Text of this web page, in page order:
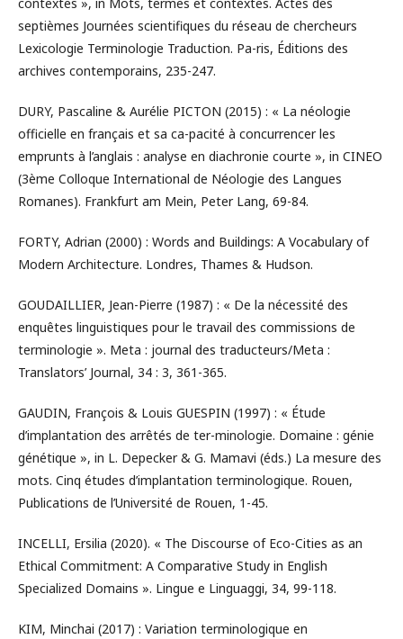
septièmes Journées scientifiques du réseau de chercheurs
Lexicologie Terminologie Traduction. Pa-ris, Éditions des
archives contemporains, 235-247.
DURY, Pascaline & Aurélie PICTON (2015) : « La néologie
officielle en français et sa ca-pacité à concurrencer les
emprunts à l’anglais : analyse en diachronie courte », in CINEO
(3ème Colloque International de Néologie des Langues
Romanes). Frankfurt am Mein, Peter Lang, 69-84.
FORTY, Adrian (2000) : Words and Buildings: A Vocabulary of
Modern Architecture. Londres, Thames & Hudson.
GOUDAILLIER, Jean-Pierre (1987) : « De la nécessité des
enquêtes linguistiques pour le travail des commissions de
terminologie ». Meta : journal des traducteurs/Meta :
Translators’ Journal, 34 : 3, 361-365.
GAUDIN, François & Louis GUESPIN (1997) : « Étude
d’implantation des arrêtés de ter-minologie. Domaine : génie
génétique », in L. Depecker & G. Mamavi (éds.) La mesure des
mots. Cinq études d’implantation terminologique. Rouen,
Publications de l’Université de Rouen, 1-45.
INCELLI, Ersilia (2020). « The Discourse of Eco-Cities as an
Ethical Commitment: A Comparative Study in English
Specialized Domains ». Lingue e Linguaggi, 34, 99-118.
KIM, Minchai (2017) : Variation terminologique en